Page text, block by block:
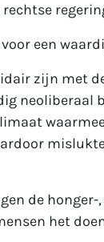
een
zijn met
neoliberaal
de
het